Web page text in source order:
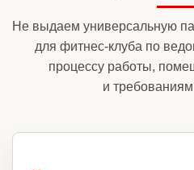
Не выдаем универсальную
для фитнес-клуба по
процессу работы,
и